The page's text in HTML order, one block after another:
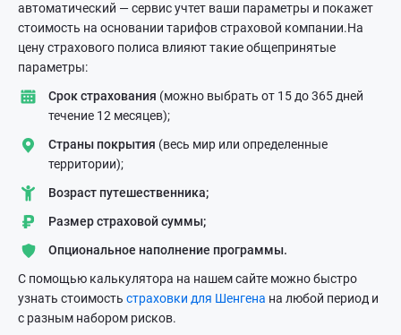
автоматический — сервис учтет ваши параметры и покажет
стоимость на основании тарифов страховой компании.На
цену страхового полиса влияют такие общепринятые
параметры:
Срок страхования (можно выбрать от 15 до 365 дней
течение 12 месяцев);
Страны покрытия (весь мир или определенные
территории);
Возраст путешественника;
Размер страховой суммы;
Опциональное наполнение программы.
С помощью калькулятора на нашем сайте можно быстро
узнать стоимость страховки для Шенгена на любой период и
с разным набором рисков.